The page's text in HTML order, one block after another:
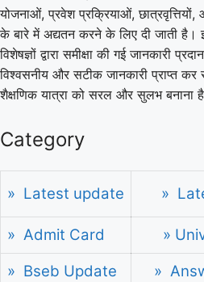
योजनाओं, प्रवेश प्रक्रियाओं,
के बारे में अद्यतन करने के लिए दी जाती
विशेषज्ञों द्वारा समीक्षा की गई जानकारी
विश्वसनीय और सटीक जानकारी प्राप्त
शैक्षणिक यात्रा को सरल और सुलभ बनाना है
Category
» Latest update »
» Admit Card
»
» Bseb Update
»